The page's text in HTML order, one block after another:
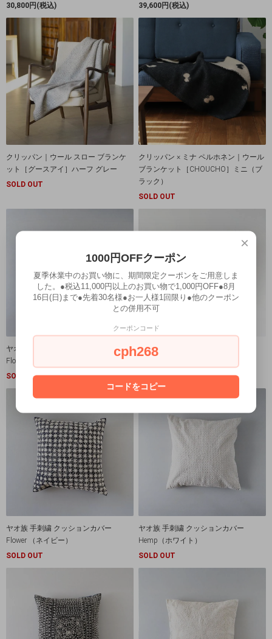
30,800円(税込)
39,600円(税込)
クリッパン｜ウール スロー ブランケ
ット［グースアイ］ハーフ グレー
SOLD OUT
クリッパン × ミナ ペルホネン｜ウール
ブランケット［CHOUCHO］ミニ（ブ
ラック）
SOLD OUT
ヤオ族 手刺繍 クッションカバー
Flower & Leaf（ホワイト）
SOLD OUT
ヤオ族 手刺繍 クッションカバー
SOLD OUT
ヤオ族 手刺繍 クッションカバー
Flower （ネイビー）
SOLD OUT
ヤオ族 手刺繍 クッションカバー
Hemp（ホワイト）
SOLD OUT
×
1000円OFFクーポン
夏季休業中のお買い物に、期間限定クーポンをご用意しま
した。●税込11,000円以上のお買い物で1,000円OFF●8月
16日(日)まで●先着30名様●お一人様1回限り●他のクーポン
との併用不可
クーポンコード
cph268
コードをコピー